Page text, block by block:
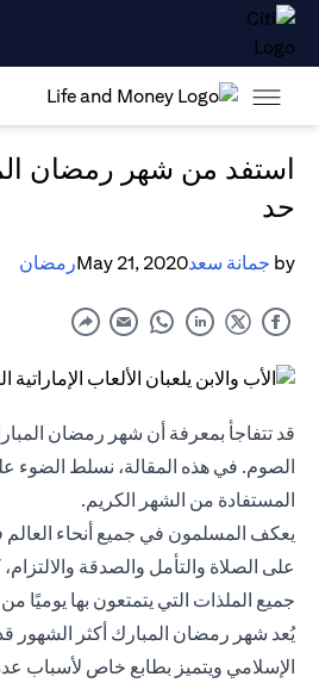
استفد من شهر رمضان
حد
by جمانة سعدMay 21, 2020رمضان
قد تتفاجأ بمعرفة أن شهر رمضان
الصوم. في هذه المقالة، نسلط الضوء
المستفادة من الشهر الكريم.
يعكف المسلمون في جميع أنحاء العالم
على الصلاة والتأمل والصدقة
جميع الملذات التي يتمتعون بها
يُعد شهر رمضان المبارك أكثر الشهور
الإسلامي ويتميز بطابع خاص لأسباب